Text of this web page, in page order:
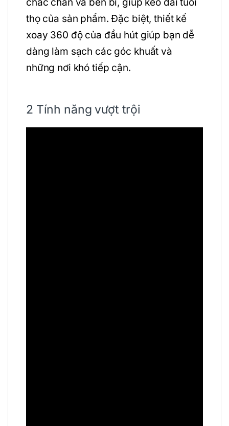
thọ của sản phẩm. Đặc biệt, thiết kế
xoay 360 độ của đầu hút giúp bạn dễ
dàng làm sạch các góc khuất và
những nơi khó tiếp cận.
2 Tính năng vượt trội